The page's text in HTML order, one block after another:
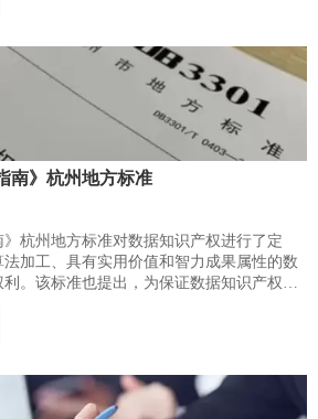
南》杭州地方标准
》杭州地方标准对数据知识产权进行了定
加工、具有实用价值和智力成果属性的数
。该标准也提出，为保证数据知识产权能
据知识产权需要明确权属关系。